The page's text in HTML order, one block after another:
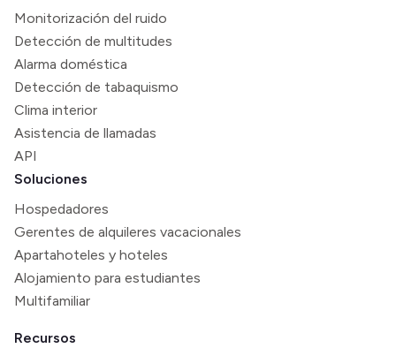
Monitorización del ruido
Detección de multitudes
Alarma doméstica
Detección de tabaquismo
Clima interior
Asistencia de llamadas
API
Soluciones
Hospedadores
Gerentes de alquileres vacacionales
Apartahoteles y hoteles
Alojamiento para estudiantes
Multifamiliar
Recursos